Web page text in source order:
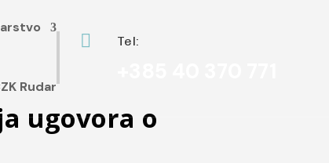
Rudar
 Tel:
ugovora o